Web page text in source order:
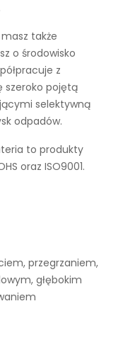
masz także
o środowisko
z
szeroko pojętą
selektywną
odpadów.
to produkty
oraz ISO9001.
przegrzaniem,
głębokim